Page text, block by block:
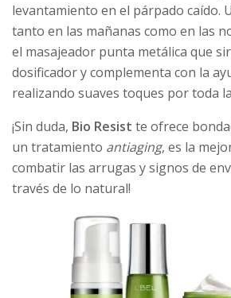
levantamiento en el párpado caído.
tanto en las mañanas como en las
el masajeador punta metálica que
dosificador y complementa con la
realizando suaves toques por toda
¡Sin duda, Bio Resist te ofrece
un tratamiento antiaging, es la
combatir las arrugas y signos de
través de lo natural!